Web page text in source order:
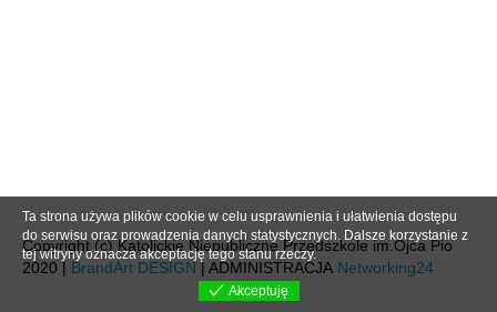
Copyright (c) Katolickie Niepubliczne Przedszkole im.Ojca Pio
2020 | BrandArt DESIGN | ADMINISTRACJA Networking24
Ta strona używa plików cookie w celu usprawnienia i ułatwienia dostępu
do serwisu oraz prowadzenia danych statystycznych. Dalsze korzystanie z
tej witryny oznacza akceptację tego stanu rzeczy.
Akceptuję